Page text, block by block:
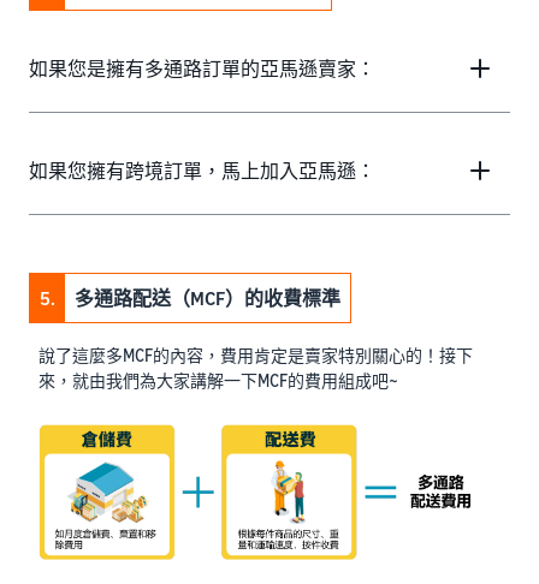
如果您是擁有多通路訂單的亞馬遜賣家：
如果您擁有跨境訂單，馬上加入亞馬遜：
5. 多通路配送（MCF）的收費標準
說了這麼多MCF的內容，費用肯定是賣家特別關心的！接下
來，就由我們為大家講解一下MCF的費用組成吧~